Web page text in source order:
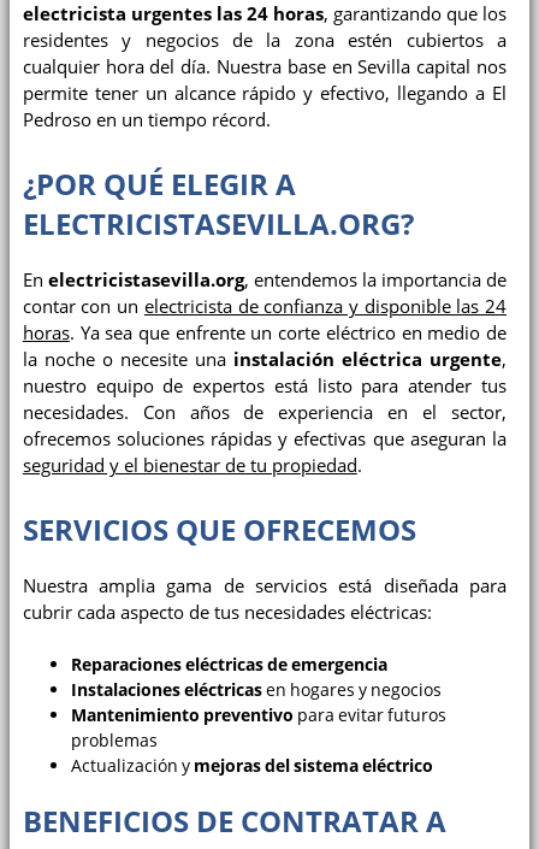
electricista urgentes las 24 horas, garantizando que los
residentes y negocios de la zona estén cubiertos a
cualquier hora del día. Nuestra base en Sevilla capital nos
permite tener un alcance rápido y efectivo, llegando a El
Pedroso en un tiempo récord.
¿POR QUÉ ELEGIR A
ELECTRICISTASEVILLA.ORG?
En electricistasevilla.org, entendemos la importancia de
contar con un electricista de confianza y disponible las 24
horas. Ya sea que enfrente un corte eléctrico en medio de
la noche o necesite una instalación eléctrica urgente,
nuestro equipo de expertos está listo para atender tus
necesidades. Con años de experiencia en el sector,
ofrecemos soluciones rápidas y efectivas que aseguran la
seguridad y el bienestar de tu propiedad.
SERVICIOS QUE OFRECEMOS
Nuestra amplia gama de servicios está diseñada para
cubrir cada aspecto de tus necesidades eléctricas:
Reparaciones eléctricas de emergencia
Instalaciones eléctricasen hogares y negocios
Mantenimiento preventivo para evitar futuros
problemas
Actualización y mejoras del sistema eléctrico
BENEFICIOS DE CONTRATAR A